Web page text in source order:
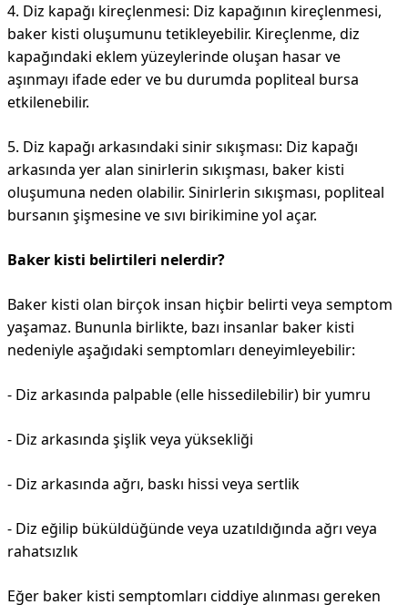
4. Diz kapağı kireçlenmesi: Diz kapağının kireçlenmesi,
baker kisti oluşumunu tetikleyebilir. Kireçlenme, diz
kapağındaki eklem yüzeylerinde oluşan hasar ve
aşınmayı ifade eder ve bu durumda popliteal bursa
etkilenebilir.
5. Diz kapağı arkasındaki sinir sıkışması: Diz kapağı
arkasında yer alan sinirlerin sıkışması, baker kisti
oluşumuna neden olabilir. Sinirlerin sıkışması, popliteal
bursanın şişmesine ve sıvı birikimine yol açar.
Baker kisti belirtileri nelerdir?
Baker kisti olan birçok insan hiçbir belirti veya semptom
yaşamaz. Bununla birlikte, bazı insanlar baker kisti
nedeniyle aşağıdaki semptomları deneyimleyebilir:
- Diz arkasında palpable (elle hissedilebilir) bir yumru
- Diz arkasında şişlik veya yüksekliği
- Diz arkasında ağrı, baskı hissi veya sertlik
- Diz eğilip büküldüğünde veya uzatıldığında ağrı veya
rahatsızlık
Eğer baker kisti semptomları ciddiye alınması gereken